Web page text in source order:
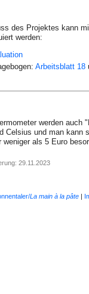
des Projektes kann
werden:
Arbeitsblatt 18
werden auch
Celsius und man kann
weniger als 5 Euro
29.11.2023
La main à la pâte|